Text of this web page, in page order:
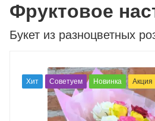
Букет из разноцветных
Фруктовое
Хит Советуем Новинка Акция